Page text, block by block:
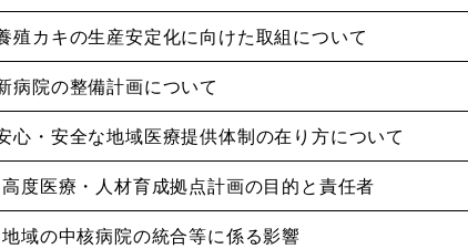
殖カキの生産安定化に向けた取組について
病院の整備計画について
心・安全な地域医療提供体制の在り方について
度医療・人材育成拠点計画の目的と責任者
域の中核病院の統合等に係る影響